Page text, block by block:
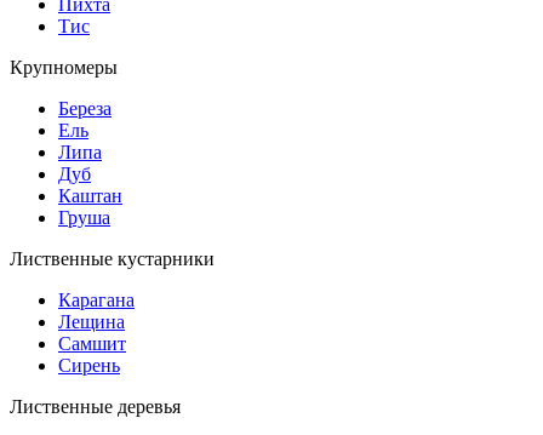
Тис
Крупномеры
Береза
Ель
Липа
Дуб
Каштан
Груша
Лиственные кустарники
Карагана
Лещина
Самшит
Сирень
Лиственные деревья